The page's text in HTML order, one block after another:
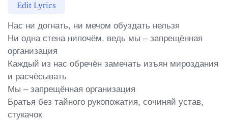
Edit Lyrics
Нас ни догнать, ни мечом обуздать нельзя
Ни одна стена нипочём, ведь мы – запрещённая
организация
Каждый из нас обречён замечать изъян мироздания
и расчёсывать
Мы – запрещённая организация
Братья без тайного рукопожатия, сочиняй устав,
стукачок